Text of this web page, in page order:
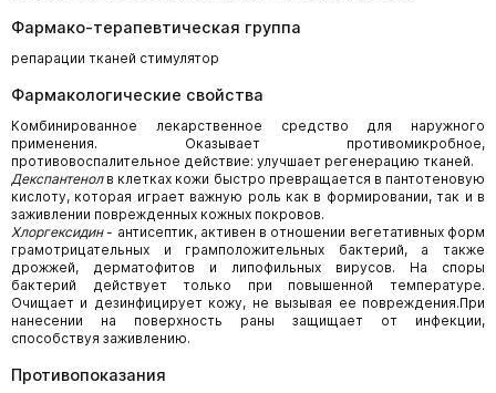
Фармако-терапевтическая группа
репарации тканей стимулятор
Фармакологические свойства
Комбинированное лекарственное средство для наружного
применения. Оказывает противомикробное,
противовоспалительное действие: улучшает регенерацию тканей.
Декспантенолв клетках кожи быстро превращается в пантотеновую
кислоту, которая играет важную роль как в формировании, так и в
заживлении поврежденных кожных покровов.
Хлоргексидин- антисептик, активен в отношении вегетативных форм
грамотрицательных и грамположительных бактерий, а также
дрожжей, дерматофитов и липофильных вирусов. На споры
бактерий действует только при повышенной температуре.
Очищает и дезинфицирует кожу, не вызывая ее повреждения.При
нанесении на поверхность раны защищает от инфекции,
способствуя заживлению.
Противопоказания